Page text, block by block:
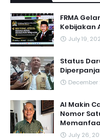
FRMA
Kebijakan
July 19,
Status
December
AI Makin
Nomor
July 26,